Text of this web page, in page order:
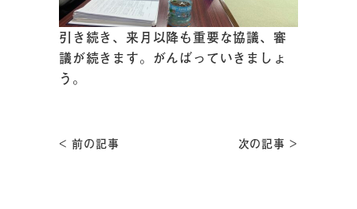
引き続き、来月以降も重要な協議、審
議が続きます。がんばっていきましょ
う。
< 前の記事 次の記事 >